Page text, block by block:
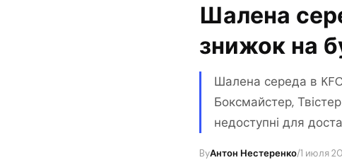
Шалена
знижок на
Шалена середа в
Боксмайстер,
недоступні для
ByАнтон Нестеренко/1 июля